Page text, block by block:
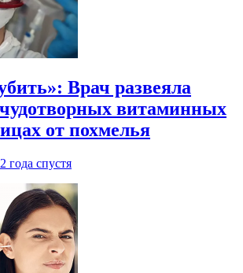
Врач развеяла
витаминных
от похмелья
2 года спустя